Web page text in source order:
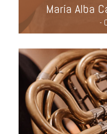
María Alba
-